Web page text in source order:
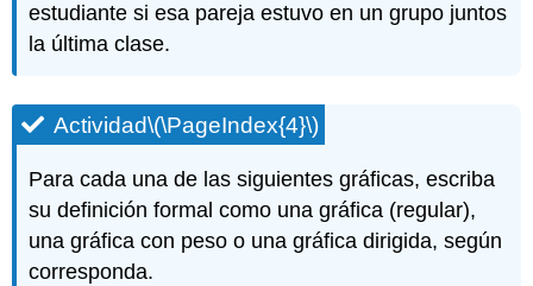
estudiante si esa pareja estuvo en un grupo juntos
la última clase.
Actividad\(\PageIndex{4}\)
Para cada una de las siguientes gráficas, escriba
su definición formal como una gráfica (regular),
una gráfica con peso o una gráfica dirigida, según
corresponda.